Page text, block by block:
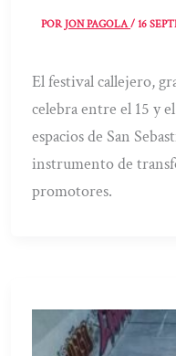
PORJON PAGOLA/16
El festival callejero,
celebra entre el 15 y
espacios de San
instrumento de
promotores.